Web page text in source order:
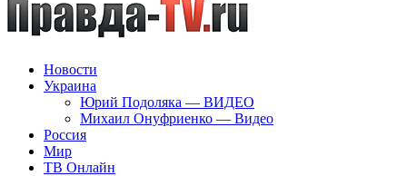
Новости
Украина
Юрий Подоляка — ВИДЕО
Михаил Онуфриенко — Видео
Россия
Мир
ТВ Онлайн